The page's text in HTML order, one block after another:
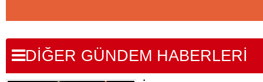
DİĞER GÜNDEM HABERLERİ